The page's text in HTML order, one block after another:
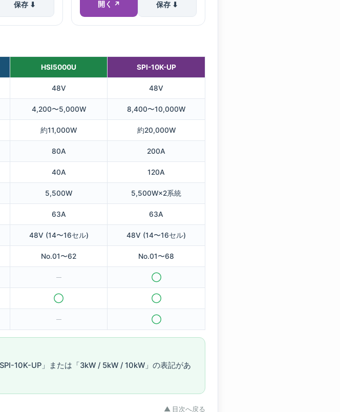
保存 ⬇ 開く ↗ 保存 ⬇
HSI5000U SPI-10K-UP
48V 48V
4,200〜5,000W 8,400〜10,000W
約11,000W 約20,000W
80A 200A
40A 120A
5,500W 5,500W×2系統
63A 63A
48V (14〜16セル) 48V (14〜16セル)
No.01〜62 No.01〜68
─ ◯
◯ ◯
─ ◯
10K-UP」または「3kW / 5kW / 10kW」の表記があ
▲ 目次へ戻る